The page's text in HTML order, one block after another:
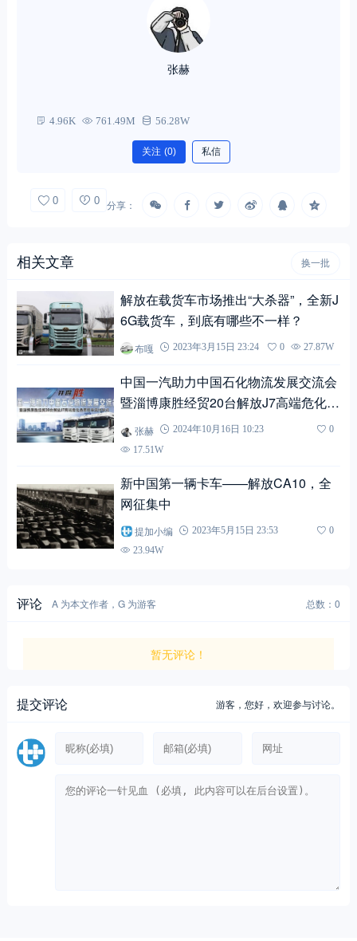
张赫
4.96K 761.49M 56.28W
关注 (0) 私信
0 0 分享：
相关文章 换一批
解放在载货车市场推出“大杀器”，全新J
6G载货车，到底有哪些不一样？
布嘎 2023年3月15日 23:24 0 27.87W
中国一汽助力中国石化物流发展交流会
暨淄博康胜经贸20台解放J7高端危化品
牵引车交付仪式圆满举行
张赫 2024年10月16日 10:23
0
17.51W
新中国第一辆卡车——解放CA10，全
网征集中
提加小编 2023年5月15日 23:53
0
23.94W
评论 A 为本文作者，G 为游客 总数：0
暂无评论！
提交评论 游客，您好，欢迎参与讨论。